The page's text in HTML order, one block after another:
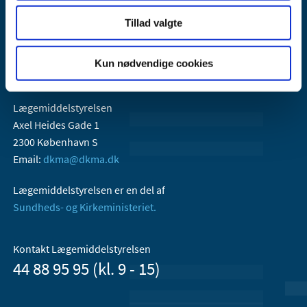
Tillad valgte
Kun nødvendige cookies
Lægemiddelstyrelsen
Axel Heides Gade 1
2300 København S
Email: dkma@dkma.dk
Lægemiddelstyrelsen er en del af
Sundheds- og Kirkeministeriet.
Kontakt Lægemiddelstyrelsen
44 88 95 95 (kl. 9 - 15)